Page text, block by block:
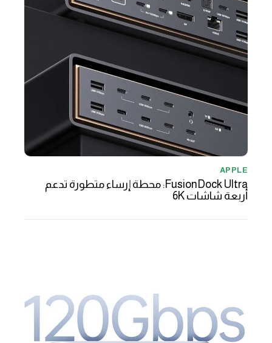
APPLE
FusionDock Ultra: محطة إرساء متطورة تدعم
أربعة شاشات 6K